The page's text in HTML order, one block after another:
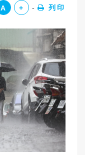
A + 列印